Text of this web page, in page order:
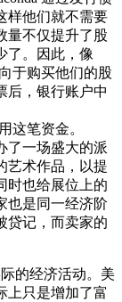
样他们就不需要
量不仅提升了股
了。因此，像
于购买他们的股
后，银行账户中
这笔资金。
了一场盛大的派
艺术作品，以提
时也给展位上的
也是同一经济阶
贷记，而卖家的
的经济活动。美
上只是增加了富